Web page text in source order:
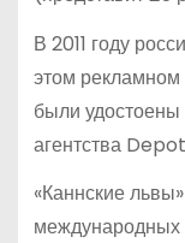
В 2011 году
этом
были
агентства
«Каннские
международных